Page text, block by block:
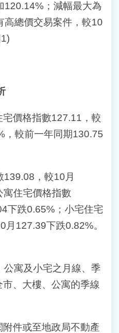
120.14%；減幅最大為
高總價交易案件，較10
價格指數127.11，較
，較前一年同期130.75
，較10月
住宅價格指數
下跌0.65%；小宅住宅
127.39下跌0.82%。
寓及小宅之月線、季
、大樓、公寓的季線
件或至地政局不動產